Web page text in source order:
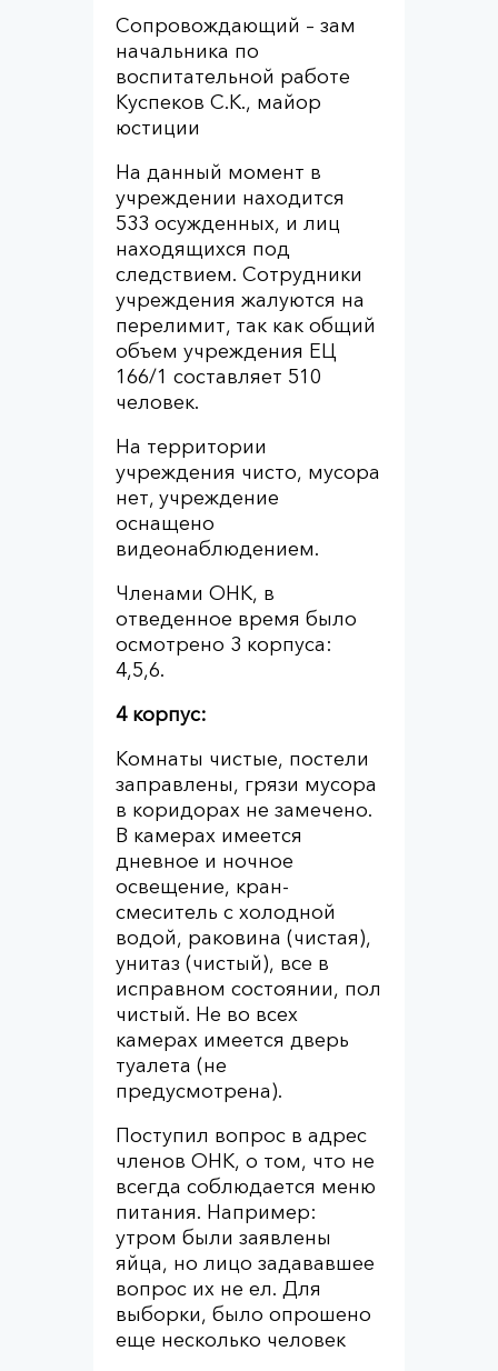
Сопровождающий – зам
начальника по
воспитательной работе
Куспеков С.К., майор
юстиции
На данный момент в
учреждении находится
533 осужденных, и лиц
находящихся под
следствием. Сотрудники
учреждения жалуются на
перелимит, так как общий
объем учреждения ЕЦ
166/1 составляет 510
человек.
На территории
учреждения чисто, мусора
нет, учреждение
оснащено
видеонаблюдением.
Членами ОНК, в
отведенное время было
осмотрено 3 корпуса:
4,5,6.
4 корпус:
Комнаты чистые, постели
заправлены, грязи мусора
в коридорах не замечено.
В камерах имеется
дневное и ночное
освещение, кран-
смеситель с холодной
водой, раковина (чистая),
унитаз (чистый), все в
исправном состоянии, пол
чистый. Не во всех
камерах имеется дверь
туалета (не
предусмотрена).
Поступил вопрос в адрес
членов ОНК, о том, что не
всегда соблюдается меню
питания. Например:
утром были заявлены
яйца, но лицо задававшее
вопрос их не ел. Для
выборки, было опрошено
еще несколько человек